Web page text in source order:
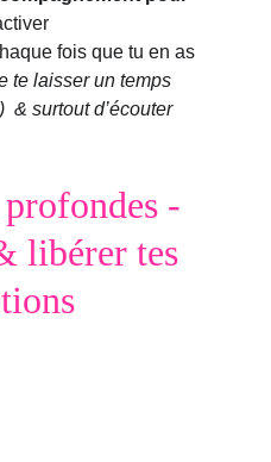
fois que tu en as
te laisser un temps
& surtout d’écouter
-
libérer tes